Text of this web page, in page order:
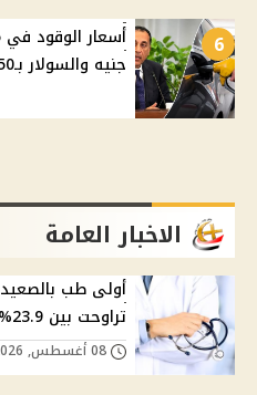
6
جنيه والسولار بـ20.50 جنيه
الاخبار العامة
أولى طب
تراوحت بين 23.9% و51%